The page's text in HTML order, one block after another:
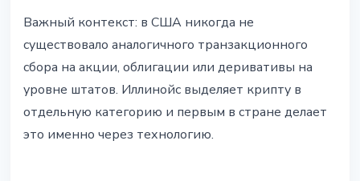
Важный контекст: в США никогда не
существовало аналогичного транзакционного
сбора на акции, облигации или деривативы на
уровне штатов. Иллинойс выделяет крипту в
отдельную категорию и первым в стране делает
это именно через технологию.